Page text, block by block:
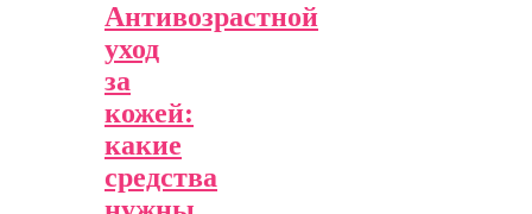
Антивозрастной
уход
за
кожей:
какие
средства